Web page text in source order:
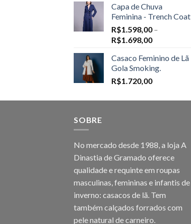
Capa de Chuva
Feminina - Trench Coat
R$1.598,00 –
R$1.698,00Price
R$1.598,00
through
R$1.698,00
Casaco Feminino de Lã
Gola Smoking.
R$1.720,00
SOBRE
No mercado desde 1988, a loja A
Dinastia de Gramado oferece
qualidade e requinte em roupas
masculinas, femininas e infantis de
inverno: casacos de lã. Tem
também calçados forrados com
pele natural de carneiro.